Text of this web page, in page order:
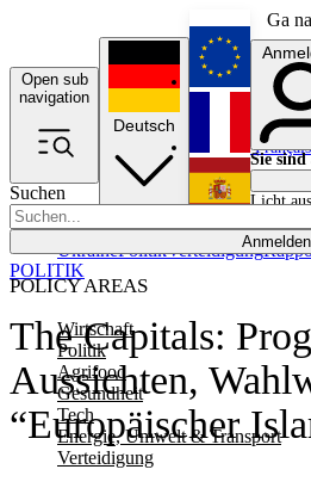
Ga
Open sub
navigation
Suchen
Anmelden
POLICY AREAS
Wirtschaft
Politik
Agrifood
Gesundheit
Tech
Energie, Umwelt & Transport
Verteidigung
UkrainePolitikVerteidigung
Deutsch
English
Français
Sie sind
Licht aus
The Capitals:
Aussichten,
“Europäischer
POLITIK